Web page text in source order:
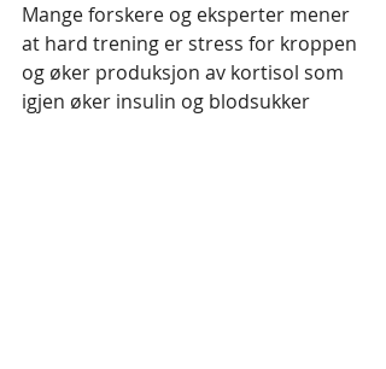
Mange forskere og eksperter mener
at hard trening er stress for kroppen
og øker produksjon av kortisol som
igjen øker insulin og blodsukker